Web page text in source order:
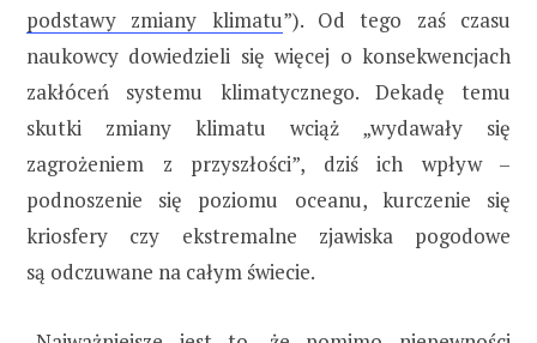
podstawy zmiany klimatu”). Od tego zaś czasu
naukowcy dowiedzieli się więcej o konsekwencjach
zakłóceń systemu klimatycznego. Dekadę temu
skutki zmiany klimatu wciąż „wydawały się
zagrożeniem z przyszłości”, dziś ich wpływ –
podnoszenie się poziomu oceanu, kurczenie się
kriosfery czy ekstremalne zjawiska pogodowe
są odczuwane na całym świecie.